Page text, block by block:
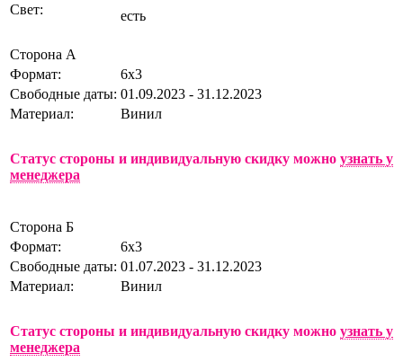
Свет:
есть
Сторона А
Формат:
6х3
Свободные даты: 01.09.2023 - 31.12.2023
Материал:
Винил
Статус стороны и индивидуальную скидку можно узнать у
менеджера
Сторона Б
Формат:
6х3
Свободные даты: 01.07.2023 - 31.12.2023
Материал:
Винил
Статус стороны и индивидуальную скидку можно узнать у
менеджера